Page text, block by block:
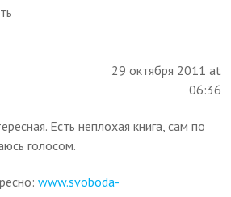
29 октября 2011 at
06:36
Есть неплохая книга, сам по
голосом.
www.svoboda-